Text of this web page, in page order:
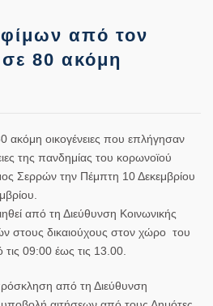
από τον
80 ακόμη
ακόμη οικογένειες που επλήγησαν
της πανδημίας του κορωνοϊού
Σερρών την Πέμπτη 10 Δεκεμβρίου
από τη Διεύθυνση Κοινωνικής
στους δικαιούχους στον χώρο του
09:00 έως τις 13.00.
από τη Διεύθυνση